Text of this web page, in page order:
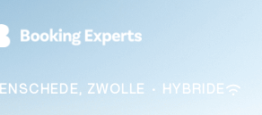
ENSCHEDE, ZWOLLE · HYBRIDE